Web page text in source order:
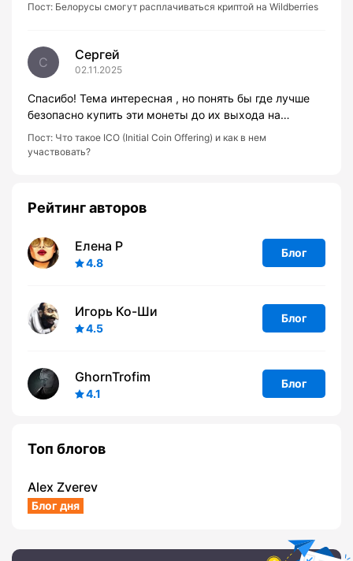
Пост: Белорусы смогут расплачиваться криптой на Wildberries
С Сергей
02.11.2025
Спасибо! Тема интересная , но понять бы где лучше
безопасно купить эти монеты до их выхода на…
Пост: Что такое ICO (Initial Coin Offering) и как в нем
участвовать?
Рейтинг авторов
Елена Р
4.8
Блог
Игорь Ко-Ши
4.5
Блог
GhornTrofim
4.1
Блог
Топ блогов
Alex Zverev
Блог дня